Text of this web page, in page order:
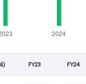
FY23 FY24